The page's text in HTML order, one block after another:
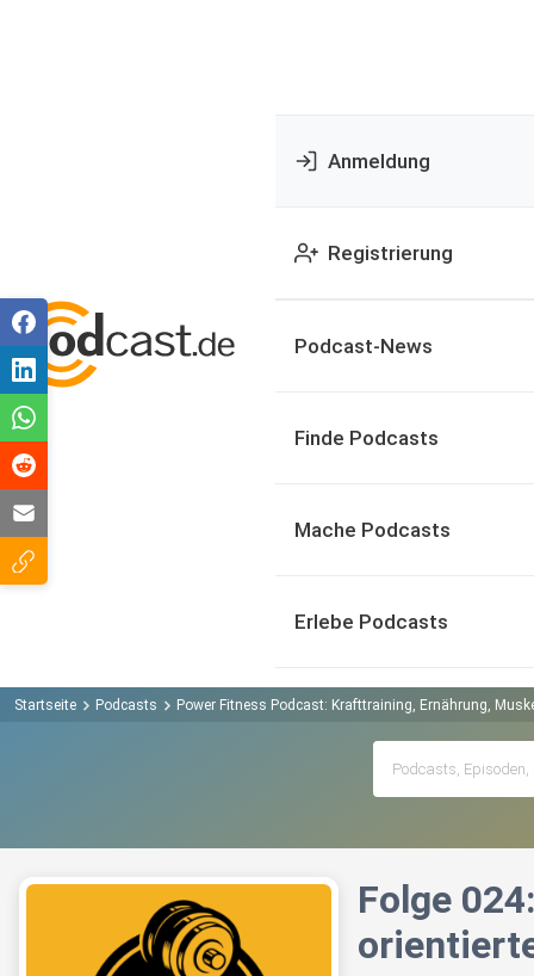
Anmeldung
Registrierung
Podcast-News
Finde Podcasts
Mache Podcasts
Erlebe Podcasts
Startseite Podcasts Power Fitness Podcast: Krafttraining, Ernährung,
Folge